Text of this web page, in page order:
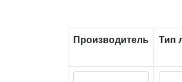
Производитель
Тип